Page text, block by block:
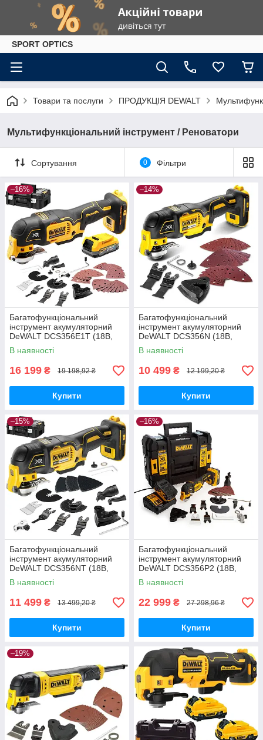
SPORT OPTICS
Товари та послуги ПРОДУКЦІЯ DEWALT
Мультифункціональний інструмент / Реноватори
Сортування 0 Фільтри
–16%
Багатофункціональний
інструмент акумуляторний
DeWALT DCS356E1T (18В,
15000/17000/20000 кол/
хв.,1.1кг, ЗП + АКБ
В наявності
16 199 ₴ 19 198,92 ₴
Купити
–14%
Багатофункціональний
інструмент акумуляторний
DeWALT DCS356N (18В,
15000/17000/20000 кол./хв,
1.1кг)
В наявності
10 499 ₴ 12 199,20 ₴
Купити
–15%
Багатофункціональний
інструмент акумуляторний
DeWALT DCS356NT (18В,
15000/17000/20000 кол/хв.,
1.1кг, валіза)
В наявності
11 499 ₴ 13 499,20 ₴
Купити
–16%
Багатофункціональний
інструмент акумуляторний
DeWALT DCS356P2 (18В,
15000/17000/20000 кол/хв.,
1.1кг, ЗП +АКБ 5 Аг -2шт)
В наявності
22 999 ₴ 27 298,96 ₴
Купити
–19%